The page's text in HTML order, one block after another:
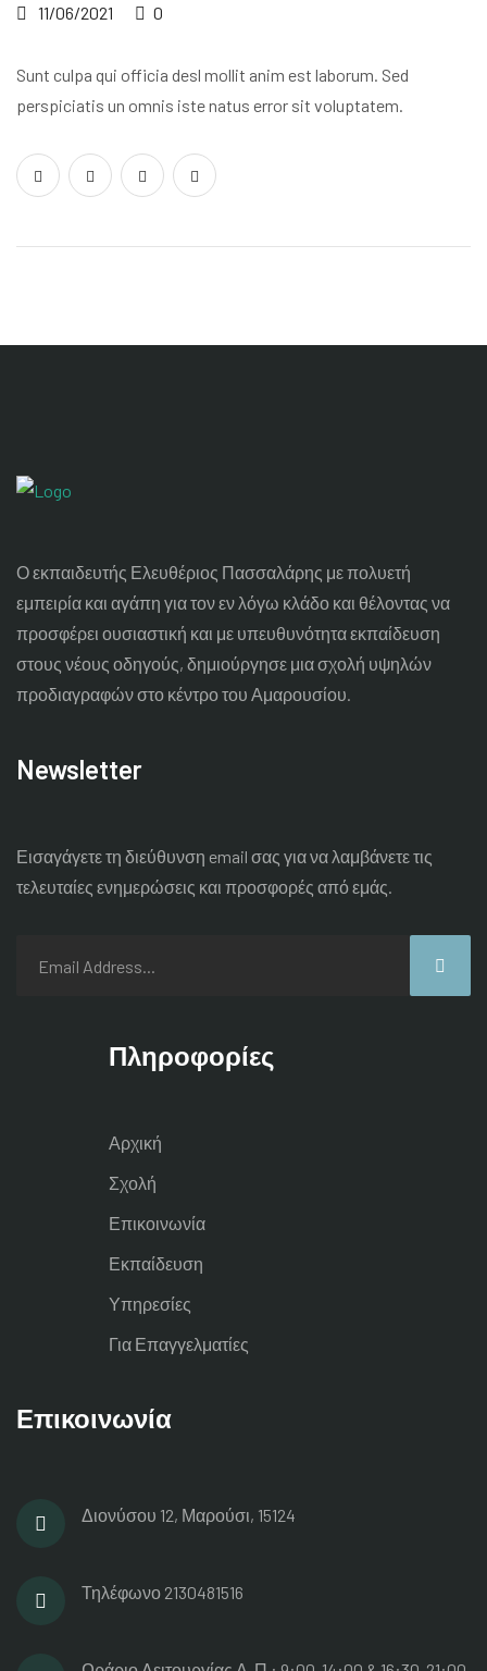
11/06/2021 0
Sunt culpa qui officia desl mollit anim est laborum. Sed
perspiciatis un omnis iste natus error sit voluptatem.
Ο εκπαιδευτής Ελευθέριος Πασσαλάρης με πολυετή
εμπειρία και αγάπη για τον εν λόγω κλάδο και θέλοντας να
προσφέρει ουσιαστική και με υπευθυνότητα εκπαίδευση
στους νέους οδηγούς, δημιούργησε μια σχολή υψηλών
προδιαγραφών στο κέντρο του Αμαρουσίου.
Newsletter
Εισαγάγετε τη διεύθυνση email σας για να λαμβάνετε τις
τελευταίες ενημερώσεις και προσφορές από εμάς.
Πληροφορίες
Αρχική
Σχολή
Επικοινωνία
Εκπαίδευση
Υπηρεσίες
Για Επαγγελματίες
Επικοινωνία
Διονύσου 12, Μαρούσι, 15124
Τηλέφωνο 2130481516